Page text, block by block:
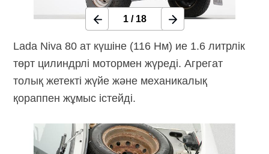
1/ 18
Lada Niva 80 ат күшіне (116 Нм) ие 1.6 литрлік
төрт цилиндрлі мотормен жүреді. Агрегат
толық жетекті жүйе және механикалық
қораппен жұмыс істейді.